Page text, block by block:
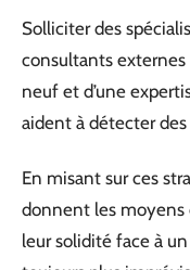
Solliciter des
consultants externes
neuf et d’une
aident à détecter
En misant sur ces
donnent les moyens
leur solidité face à